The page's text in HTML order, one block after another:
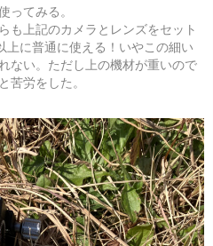
ってみる。
も上記のカメラとレンズをセット
に普通に使える！いやこの細い
ない。ただし上の機材が重いので
苦労をした。